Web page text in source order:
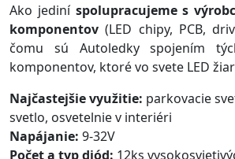
Ako jediní spolupracujeme s
komponentov (LED chipy, PCB,
čomu sú Autoledky spojením
komponentov, ktoré vo svete LED
Najčastejšie využitie: parkovacie
svetlo, osvetelnie v interiéri
Napájanie: 9-32V
Počet a typ diód: 12ks